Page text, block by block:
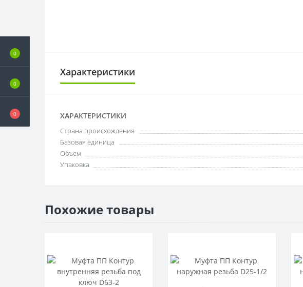
0
0
0
Характеристики
ХАРАКТЕРИСТИКИ
Cтрана происхождения
Базовая единица
Объем
Упаковка
Похожие товары